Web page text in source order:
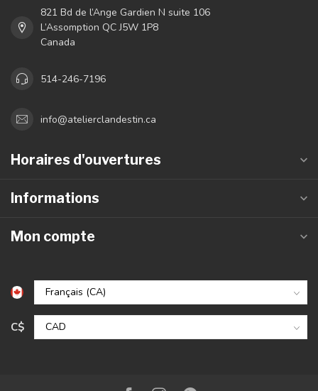
821 Bd de l’Ange Gardien N suite 106
L’Assomption QC J5W 1P8
Canada
514-246-7196
info@atelierclandestin.ca
Horaires d'ouvertures
Informations
Mon compte
C$